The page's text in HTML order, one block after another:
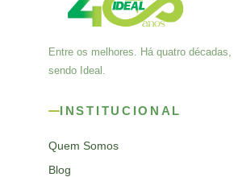
Entre os melhores. Há quatro décadas,
sendo Ideal.
INSTITUCIONAL
Quem Somos
Blog